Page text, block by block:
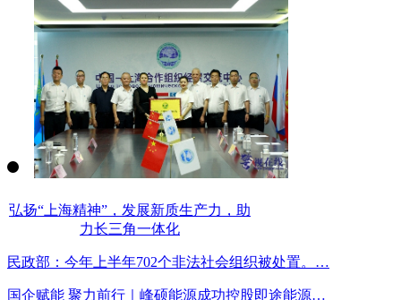
弘扬“上海精神”，发展新质生产力，助
力长三角一体化
民政部：今年上半年702个非法社会组织被处置。…
国企赋能 聚力前行｜峰硕能源成功控股即途能源…